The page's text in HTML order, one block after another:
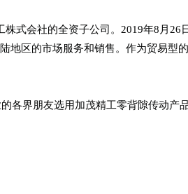
式会社的全资子公司。2019年8月26
地区的市场服务和销售。作为贸易型
各界朋友选用加茂精工零背隙传动产